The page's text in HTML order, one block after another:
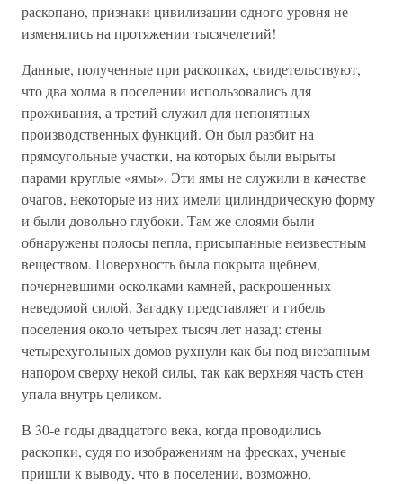
раскопано, признаки цивилизации одного уровня не
изменялись на протяжении тысячелетий!
Данные, полученные при раскопках, свидетельствуют,
что два холма в поселении использовались для
проживания, а третий служил для непонятных
производственных функций. Он был разбит на
прямоугольные участки, на которых были вырыты
парами круглые «ямы». Эти ямы не служили в качестве
очагов, некоторые из них имели цилиндрическую форму
и были довольно глубоки. Там же слоями были
обнаружены полосы пепла, присыпанные неизвестным
веществом. Поверхность была покрыта щебнем,
почерневшими осколками камней, раскрошенных
неведомой силой. Загадку представляет и гибель
поселения около четырех тысяч лет назад: стены
четырехугольных домов рухнули как бы под внезапным
напором сверху некой силы, так как верхняя часть стен
упала внутрь целиком.
В 30-е годы двадцатого века, когда проводились
раскопки, судя по изображениям на фресках, ученые
пришли к выводу, что в поселении, возможно,